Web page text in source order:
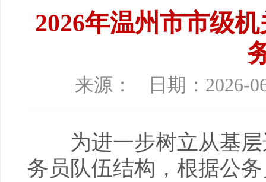
2026年温州市市级
来源： 日期： 2026-
为进一步树立从基层
务员队伍结构，根据公